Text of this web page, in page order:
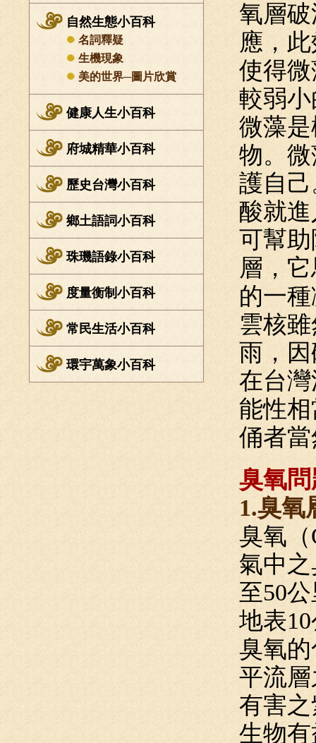
自然生態小百科
名詞釋疑
生機現象
美的世界─圖片欣賞
健康人生小百科
府城精華小百科
歷史台灣小百科
鄉土語詞小百科
珠璣語錄小百科
度量衡制小百科
常民生活小百科
環宇萬象小百科
氧層
應，
使得
較弱
微藻
物。
護自
酸就
可幫
層，
的一
雲核
雨，
在台
能性
俑者
臭氧
1.臭氧
臭氧
氣中
至50
地表
臭氧
平流
有害
生物